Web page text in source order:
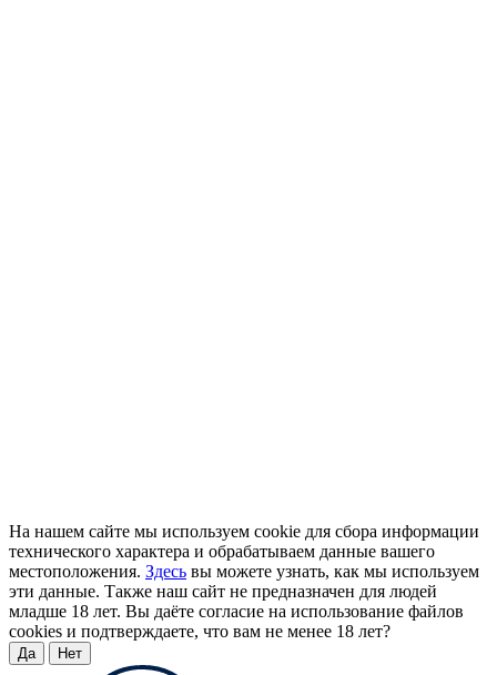
На нашем сайте мы используем cookie для сбора информации
технического характера и обрабатываем данные вашего
местоположения. Здесь вы можете узнать, как мы используем
эти данные. Также наш сайт не предназначен для людей
младше 18 лет. Вы даёте согласие на использование файлов
cookies и подтверждаете, что вам не менее 18 лет?
Да Нет